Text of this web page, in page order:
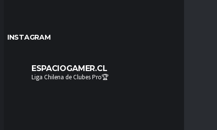
INSTAGRAM
ESPACIOGAMER.CL
Liga Chilena de Clubes Pro🏆